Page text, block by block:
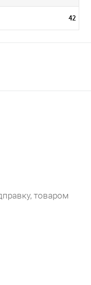
42
товаром